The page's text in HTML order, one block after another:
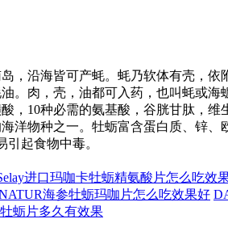
，沿海皆可产蚝。蚝乃软体有壳，依
肉，壳，油都可入药，也叫蚝或海
，10种必需的氨基酸，谷胱甘肽，维
洋物种之一。牡蛎富含蛋白质、锌、
起食物中毒。
进口玛咖卡牡蛎精氨酸片怎么吃效
海参牡蛎玛咖片怎么吃效果好
蛎片多久有效果